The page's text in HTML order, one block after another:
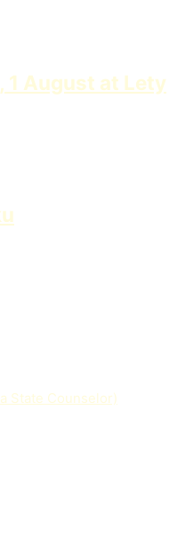
1 August at Lety